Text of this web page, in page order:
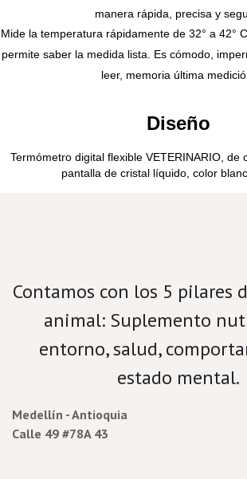
manera rápida, precisa y
Mide la temperatura rápidamente de 32° a 42°
permite saber la medida lista. Es cómodo,
leer, memoria última
Diseño
Termómetro digital flexible VETERINARIO, de
pantalla de cristal líquido, color
Contamos con los 5 pilares
animal: Suplemento
entorno, salud,
estado mental.
Medellín - Antioquia
Calle 49 #78A 43